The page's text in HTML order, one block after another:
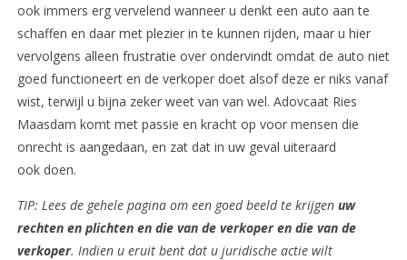
ook immers erg vervelend wanneer u denkt een auto aan te
schaffen en daar met plezier in te kunnen rijden, maar u hier
vervolgens alleen frustratie over ondervindt omdat de auto niet
goed functioneert en de verkoper doet alsof deze er niks vanaf
wist, terwijl u bijna zeker weet van van wel. Adovcaat Ries
Maasdam komt met passie en kracht op voor mensen die
onrecht is aangedaan, en zat dat in uw geval uiteraard
ook doen.
TIP: Lees de gehele pagina om een goed beeld te krijgen uw
rechten en plichten en die van de verkoper en die van de
verkoper. Indien u eruit bent dat u juridische actie wilt